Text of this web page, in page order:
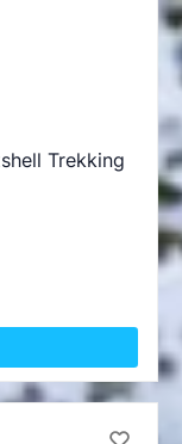
Trekking